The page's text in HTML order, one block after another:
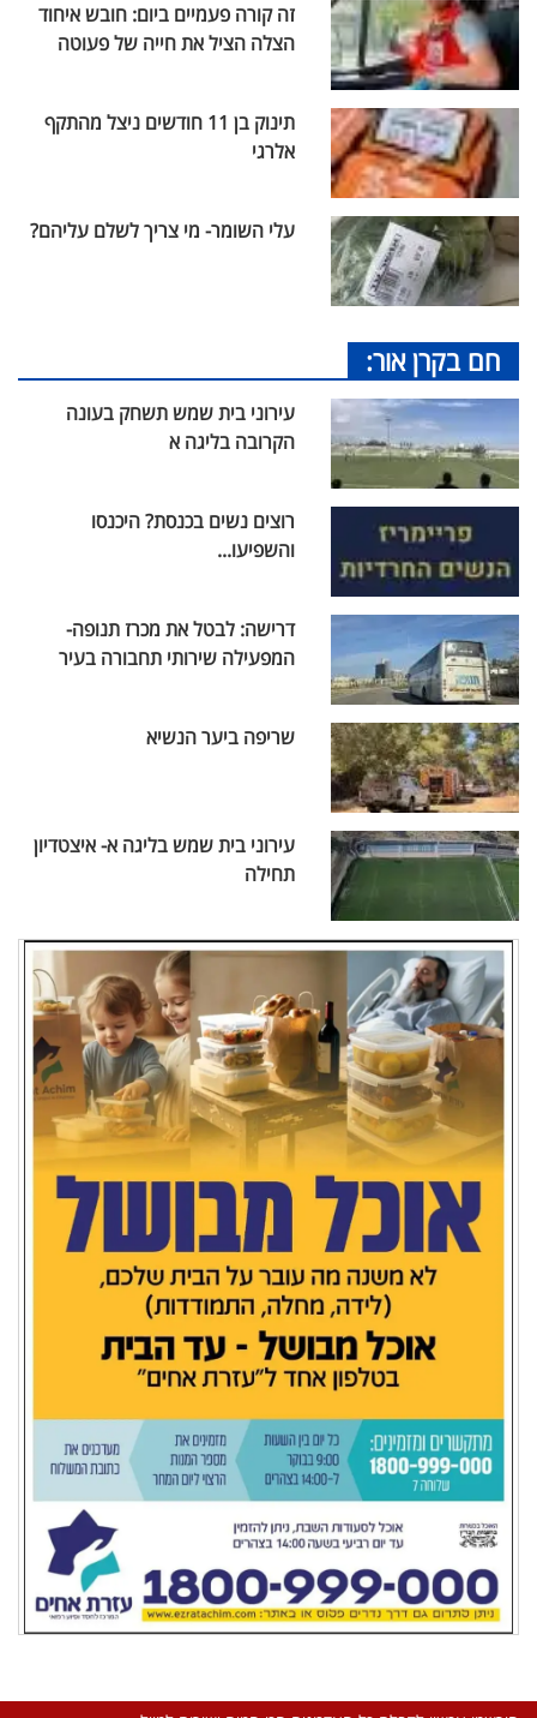
זה קורה פעמיים ביום: חובש איחוד
הצלה הציל את חייה של פעוטה
תינוק בן 11 חודשים ניצל מהתקף
אלרגי
עלי השומר- מי צריך לשלם עליהם?
חם בקרן אור:
עירוני בית שמש תשחק בעונה
הקרובה בליגה א
רוצים נשים בכנסת? היכנסו
והשפיעו...
דרישה: לבטל את מכרז תנופה-
המפעילה שירותי תחבורה בעיר
שריפה ביער הנשיא
עירוני בית שמש בליגה א- איצטדיון
תחילה